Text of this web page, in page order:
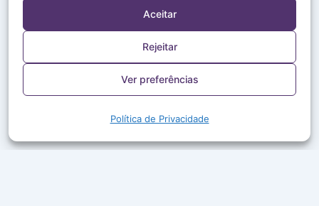
Aceitar
Rejeitar
Ver preferências
Política de Privacidade